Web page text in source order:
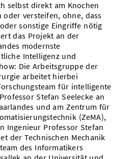
selbst direkt am Knochen
oder versteifen, ohne, dass
sonstige Eingriffe nötig
das Projekt an der
modernste
Intelligenz und
Die Arbeitsgruppe der
arbeitet hierbei
für intelligente
Stefan Seelecke an
und am Zentrum für
(ZeMA),
Ingenieur Professor Stefan
der Technischen Mechanik
des Informatikers